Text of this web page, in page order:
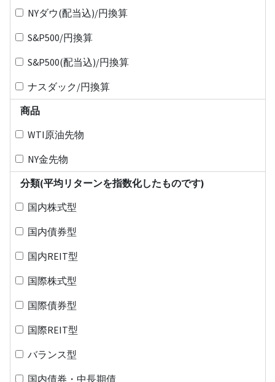
NYダウ(配当込)/円換算
S&P500/円換算
S&P500(配当込)/円換算
ナスダック/円換算
商品
WTI原油先物
NY金先物
分類(平均リターンを指数化したものです)
国内株式型
国内債券型
国内REIT型
国際株式型
国際債券型
国際REIT型
バランス型
国内債券・中長期債